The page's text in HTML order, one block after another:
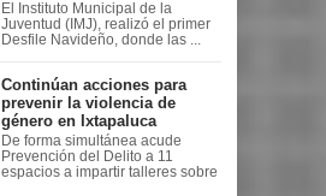
El Instituto Municipal de la
Juventud (IMJ), realizó el primer
Desfile Navideño, donde las ...
Continúan acciones para
prevenir la violencia de
género en Ixtapaluca
De forma simultánea acude
Prevención del Delito a 11
espacios a impartir talleres sobre